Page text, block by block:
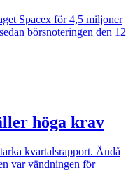
Spacex för 4,5 miljoner
börsnoteringen den 12
höga krav
kvartalsrapport. Ändå
var vändningen för